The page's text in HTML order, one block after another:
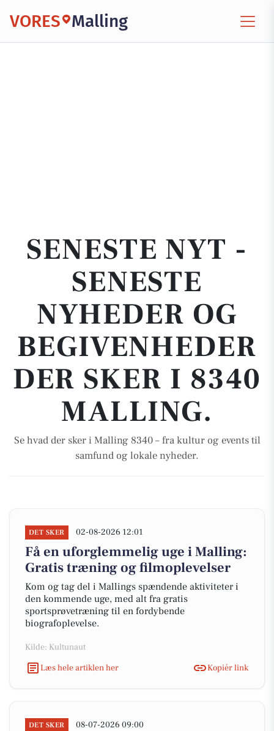
VORES Malling
SENESTE NYT -
SENESTE
NYHEDER OG
BEGIVENHEDER
DER SKER I 8340
MALLING.
Se hvad der sker i Malling 8340 – fra kultur og events til
samfund og lokale nyheder.
DET SKER 02-08-2026 12:01
Få en uforglemmelig uge i Malling:
Gratis træning og filmoplevelser
Kom og tag del i Mallings spændende aktiviteter i
den kommende uge, med alt fra gratis
sportsprøvetræning til en fordybende
biografoplevelse.
Kilde: Kultunaut
Læs hele artiklen her
Kopiér link
DET SKER 08-07-2026 09:00